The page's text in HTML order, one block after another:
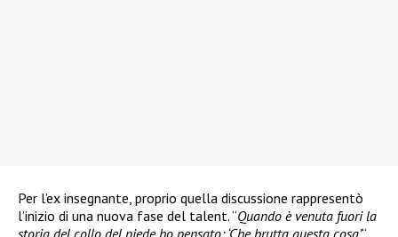
Per l’ex insegnante, proprio quella discussione rappresentò
l’inizio di una nuova fase del talent. “Quando è venuta fuori la